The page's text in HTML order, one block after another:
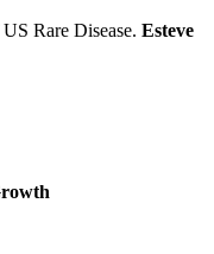
Rare Disease. Esteve